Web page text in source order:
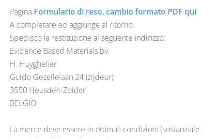
Pagina Formulario di reso, cambio formato PDF qui
A completare ed aggiunge al ritorno.
Spedisco la restituzione al seguente indirizzo:
Evidence Based Materials bv
H. Huyghelier
Guido Gezellelaan 24 (zijdeur)
3550 Heusden-Zolder
BELGIO
La merce deve essere in ottimali condizioni (sostanziale